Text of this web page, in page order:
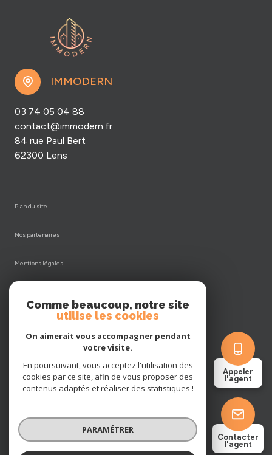
Appeler
l'agent
Contacter
l'agent
IMMODERN
03 74 05 04 88
contact@immodern.fr
84 rue Paul Bert
62300 Lens
plan du site
nos partenaires
mentions légales
cookies
© 2026 | Tous droits réservés
Comme beaucoup, notre site
utilise les cookies
On aimerait vous accompagner pendant
votre visite.
En poursuivant, vous acceptez l'utilisation des
cookies par ce site, afin de vous proposer des
contenus adaptés et réaliser des statistiques !
PARAMÉTRER